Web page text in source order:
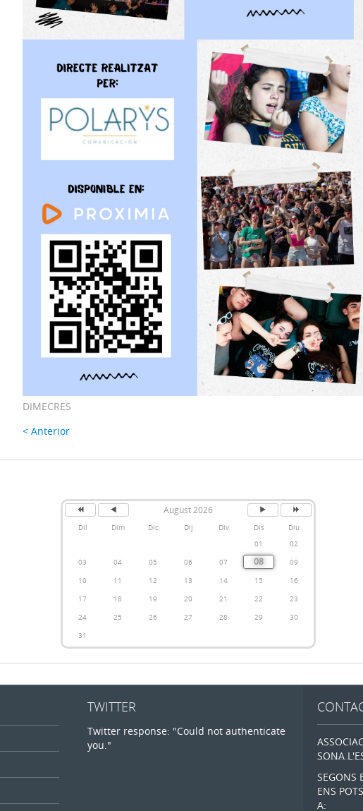
DIMECRES
< Anterior
August 2026
Dil Dim Dic Dij Div Dis
Diu
01
02
03
04 05 06 07 08
09
10
11 12 13 14 15
16
17
18 19 20 21 22
23
24
25 26 27 28 29
30
31
TWITTER
Twitter response: "Could not authenticate
you."
SONA
SEGONS
ENS
A: